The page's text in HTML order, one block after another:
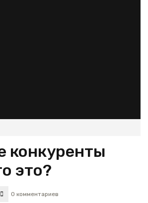
конкуренты
это?
0 комментариев